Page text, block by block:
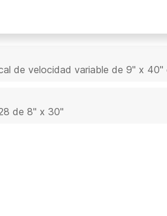
de velocidad variable de 9" x 40"
de 8" x 30"